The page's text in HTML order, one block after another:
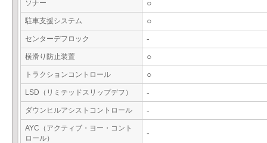
ソナー ○
駐車支援システム ○
センターデフロック -
横滑り防止装置 ○
トラクションコントロール ○
LSD（リミテッドスリップデフ） -
ダウンヒルアシストコントロール -
AYC（アクティブ・ヨー・コント
ロール）
-